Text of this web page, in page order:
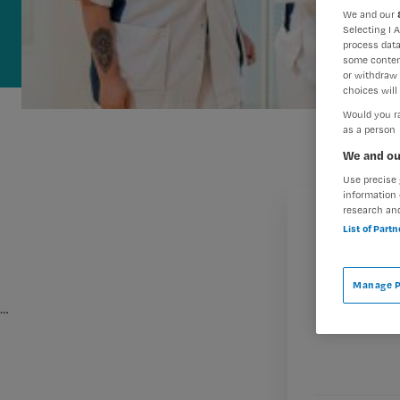
…
We and our
Selecting I
process
some
or withdraw
choices will
Would you
as a person
We and
Use
information
research
List of
Manage